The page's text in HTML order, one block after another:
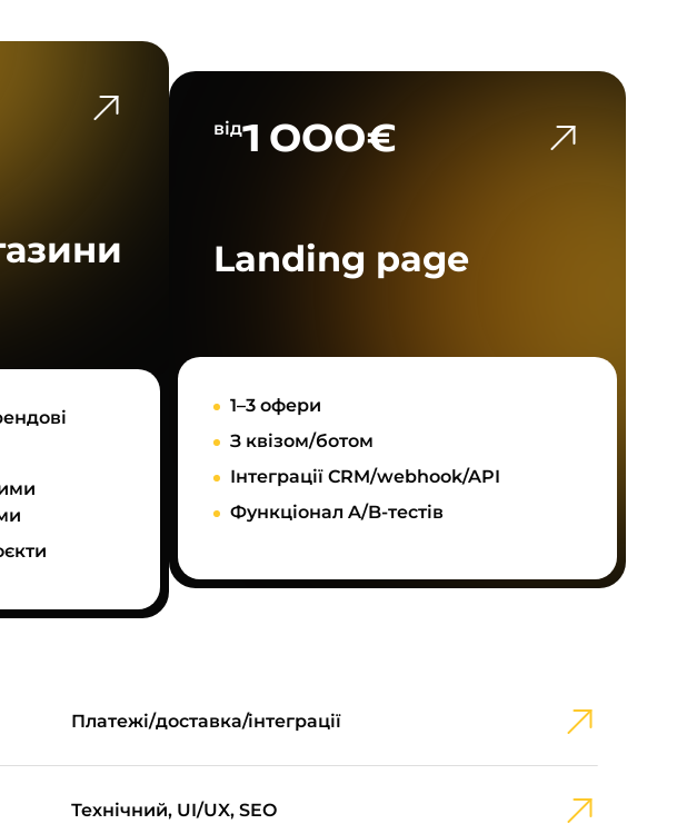
від1 000€
Landing page
1–3 офери
З квізом/ботом
Інтеграції CRM/webhook/API
Функціонал A/B-тестів
Платежі/доставка/інтеграції
Технічний, UI/UX, SEO